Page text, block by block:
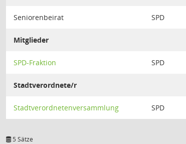
Seniorenbeirat SPD
Mitglieder
SPD-Fraktion SPD
Stadtverordnete/r
Stadtverordnetenversammlung SPD
5 Sätze